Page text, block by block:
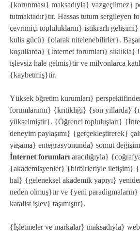
{korunması} maksadıyla} vazgeçilmez}
tutmaktadır}tır. Hassas tutum sergileyen
çevrimiçi toplulukların} istikrarlı
kulis gücü} {olarak nitelenebilirler}.
koşullarda} {İnternet forumları} sıklıkla}
işlevsiz hale gelmiş}tir ve milyonlarca
{kaybetmiş}tir.
Yüksek öğretim kurumları}
forumlarının} {kritikliği} {son yıllarda}
yükselmiştir}. {Öğrenci topluluşları}
deneyim paylaşımı} {gerçekleştirerek}
yaşama} entegrasyonunda} somut
İnternet forumları aracılığıyla}
{akademisyenler} {birbirleriyle iletişim}
hal} {geleneksel akademik yapıyı}
neden olmuş}tır ve {yeni
katalist işlev} taşımıştır}.
{İşletmeler ve markalar} maksadıyla}